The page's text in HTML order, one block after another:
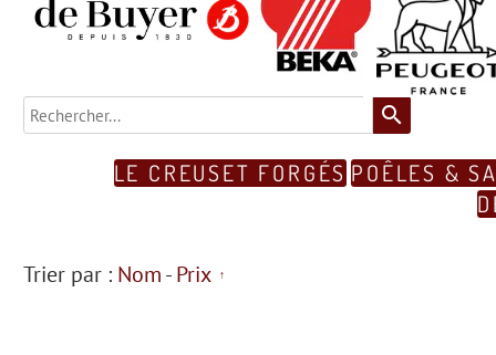
search
LE CREUSET FORGÉS POÊLES &
Trier par : Nom-Prix